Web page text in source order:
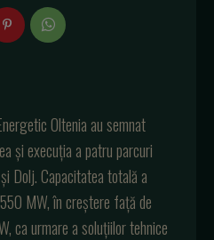
Oltenia au semnat
și execuția a patru parcuri
Dolj. Capacitatea totală a
MW, în creștere față de
ca urmare a soluțiilor tehnice